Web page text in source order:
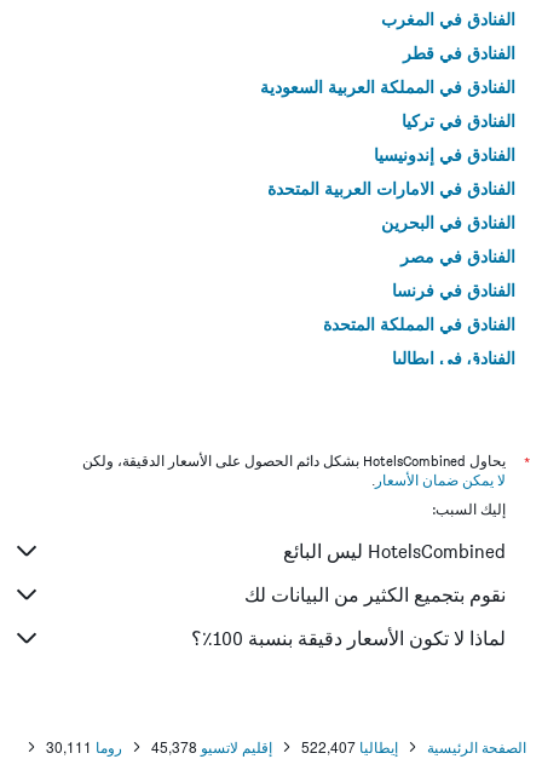
الفنادق في المغرب
الفنادق في قطر
الفنادق في المملكة العربية السعودية
الفنادق في تركيا
الفنادق في إندونيسيا
الفنادق في الامارات العربية المتحدة
الفنادق في البحرين
الفنادق في مصر
الفنادق في فرنسا
الفنادق في المملكة المتحدة
الفنادق في إيطاليا
*
يحاول HotelsCombined بشكل دائم الحصول على الأسعار الدقيقة، ولكن
لا يمكن ضمان الأسعار .
إليك السبب:
HotelsCombined ليس البائع
نقوم بتجميع الكثير من البيانات لك
لماذا لا تكون الأسعار دقيقة بنسبة 100٪؟
الصفحة الرئيسية إيطاليا 522,407 إقليم لاتسيو 45,378 روما 30,111